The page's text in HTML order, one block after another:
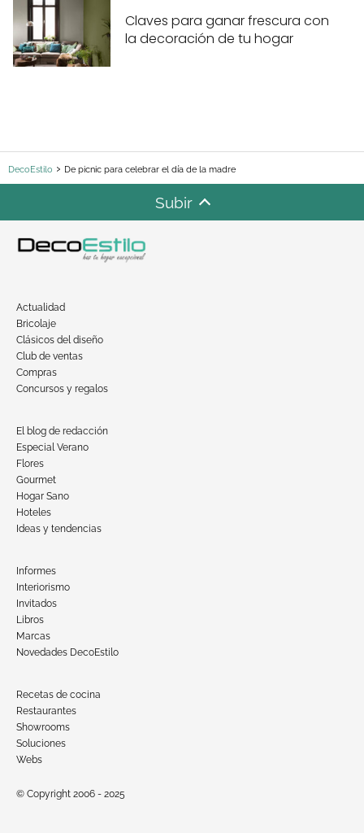
Claves para ganar frescura con
la decoración de tu hogar
DecoEstilo De picnic para celebrar el día de la madre
Subir
Actualidad
Bricolaje
Clásicos del diseño
Club de ventas
Compras
Concursos y regalos
El blog de redacción
Especial Verano
Flores
Gourmet
Hogar Sano
Hoteles
Ideas y tendencias
Informes
Interiorismo
Invitados
Libros
Marcas
Novedades DecoEstilo
Recetas de cocina
Restaurantes
Showrooms
Soluciones
Webs
© Copyright 2006 - 2025